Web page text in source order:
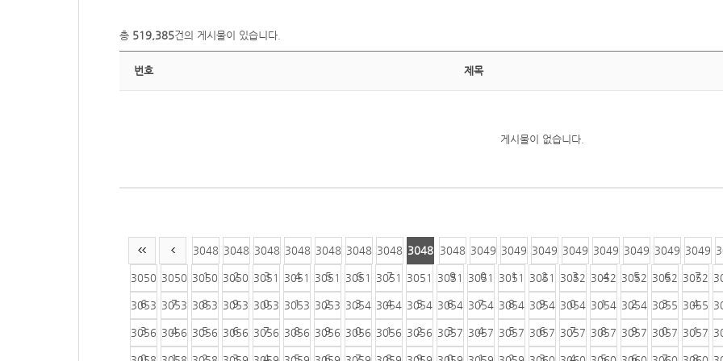
총 519,385건의 게시물이 있습니다.
번호 제목
게시물이 없습니다.
3048
1
3048
2
3048
3
3048
4
3048
5
3048
6
3048
7
3048
8
3048
9
3049
0
3049
1
3049
2
3049
3
3049
4
3049
5
3049
6
3049
7
3050
6
3050
7
3050
8
3050
9
3051
0
3051
1
3051
2
3051
3
3051
4
3051
5
3051
6
3051
7
3051
8
3051
9
3052
0
3052
1
3052
2
3052
3
3052
4
3053
3
3053
4
3053
5
3053
6
3053
7
3053
8
3053
9
3054
0
3054
1
3054
2
3054
3
3054
4
3054
5
3054
6
3054
7
3054
8
3054
9
3055
0
3055
1
3056
0
3056
1
3056
2
3056
3
3056
4
3056
5
3056
6
3056
7
3056
8
3056
9
3057
0
3057
1
3057
2
3057
3
3057
4
3057
5
3057
6
3057
7
3057
8